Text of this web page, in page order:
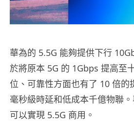
華為的 5.5G 能夠提供下行
於將原本 5G 的 1Gbps 提高至
位、可靠性方面也有了 10 倍的
毫秒級時延和低成本千億物聯
可以實現 5.5G 商用。